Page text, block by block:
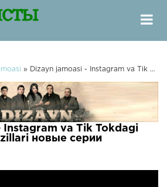
» Dizayn jamoasi - Instagram va Tik Tokdagi eng daxshatli hazillari
Instagram va Tik Tokdagi
новые серии